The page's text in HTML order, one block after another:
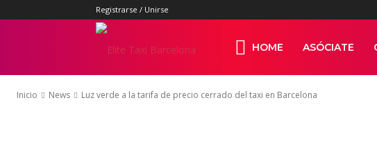
Registrarse / Unirse
Taxi
HOME ASÓCIATE
Inicio News Luz verde a la tarifa de precio cerrado del taxi en Barcelona